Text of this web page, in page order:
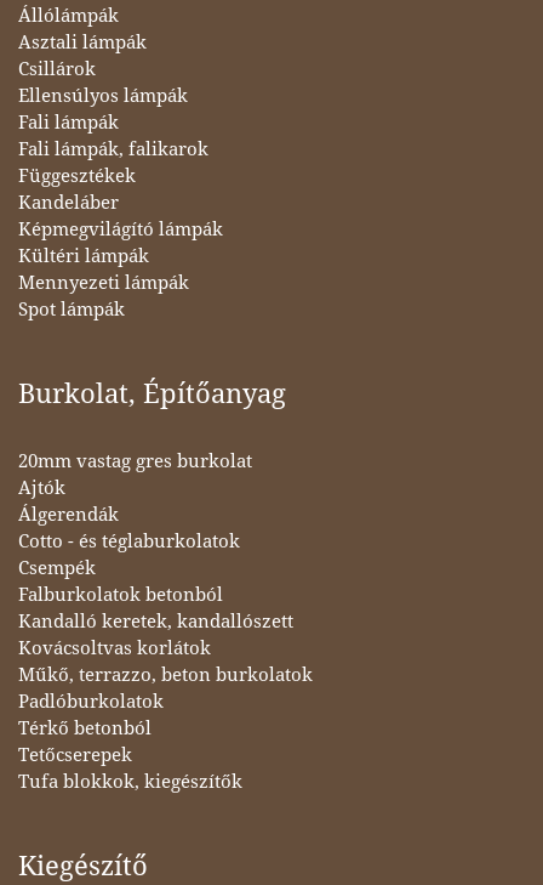
Állólámpák
Asztali lámpák
Csillárok
Ellensúlyos lámpák
Fali lámpák
Fali lámpák, falikarok
Függesztékek
Kandeláber
Képmegvilágító lámpák
Kültéri lámpák
Mennyezeti lámpák
Spot lámpák
Burkolat, Építőanyag
20mm vastag gres burkolat
Ajtók
Álgerendák
Cotto - és téglaburkolatok
Csempék
Falburkolatok betonból
Kandalló keretek, kandallószett
Kovácsoltvas korlátok
Műkő, terrazzo, beton burkolatok
Padlóburkolatok
Térkő betonból
Tetőcserepek
Tufa blokkok, kiegészítők
Kiegészítő